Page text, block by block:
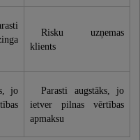
Risku uzņemas
klients
jo
Parasti augstāks, jo
ietver pilnas vērtības
apmaksu